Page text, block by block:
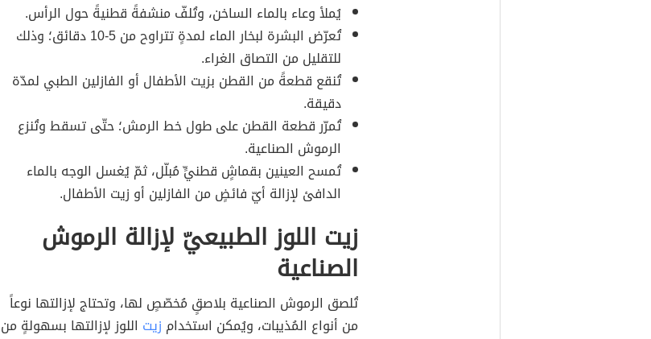
يُملأ وعاء بالماء الساخن، وتُلفّ منشفةً قطنيةً حول الرأس.
تُعرّض البشرة لبخار الماء لمدةٍ تتراوح من 5-10 دقائق؛ وذلك
للتقليل من التصاق الغراء.
تُنقع قطعةً من القطن بزيت الأطفال أو الفازلين الطبي لمدّة
دقيقة.
تُمرّر قطعة القطن على طول خط الرمش؛ حتّى تسقط وتُنزع
الرموش الصناعية.
تُمسح العينين بقماشٍ قطنيٍّ مُبلّل، ثمّ يُغسل الوجه بالماء
الدافئ لإزالة أيّ فائضٍ من الفازلين أو زيت الأطفال.
زيت اللوز الطبيعيّ لإزالة الرموش
الصناعية
تُلصق الرموش الصناعية بلاصقٍ مُخصّصٍ لها، وتحتاج لإزالتها نوعاً
من أنواع المُذيبات، ويُمكن استخدام زيت اللوز لإزالتها بسهولةٍ من